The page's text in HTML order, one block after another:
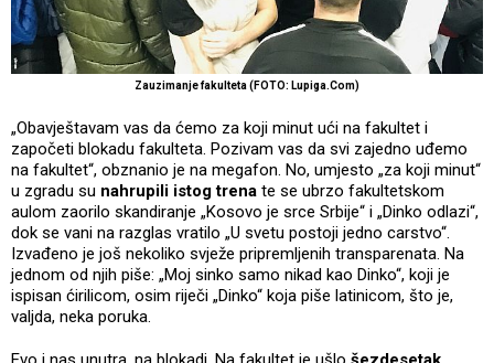
Zauzimanje fakulteta (FOTO: Lupiga.Com)
„Obavještavam vas da ćemo za koji minut ući na fakultet i
započeti blokadu fakulteta. Pozivam vas da svi zajedno uđemo
na fakultet“, obznanio je na megafon. No, umjesto „za koji minut“
u zgradu su nahrupili istog trena te se ubrzo fakultetskom
aulom zaorilo skandiranje „Kosovo je srce Srbije“ i „Dinko odlazi“,
dok se vani na razglas vratilo „U svetu postoji jedno carstvo“.
Izvađeno je još nekoliko svježe pripremljenih transparenata. Na
jednom od njih piše: „Moj sinko samo nikad kao Dinko“, koji je
ispisan ćirilicom, osim riječi „Dinko“ koja piše latinicom, što je,
valjda, neka poruka.